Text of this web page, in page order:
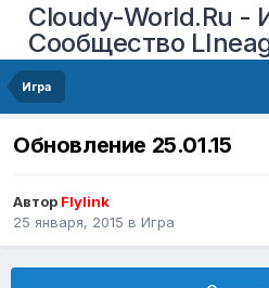
Cloudy-World.Ru -
Сообщество
Игра
Обновление 25.01.15
Автор Flylink
25 января, 2015 в Игра